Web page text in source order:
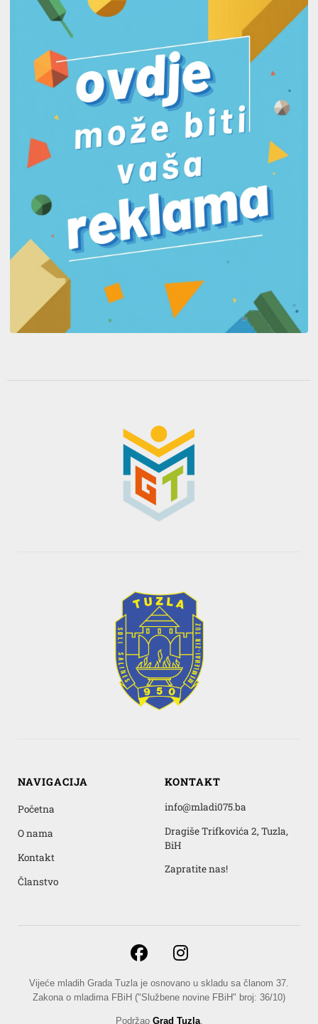
NAVIGACIJA
Početna
O nama
Kontakt
Članstvo
KONTAKT
info@mladi075.ba
Dragiše Trifkovića 2, Tuzla,
BiH
Zapratite nas!
Vijeće mladih Grada Tuzla je osnovano u skladu sa članom 37.
Zakona o mladima FBiH ("Službene novine FBiH" broj: 36/10)
Podržao Grad Tuzla.